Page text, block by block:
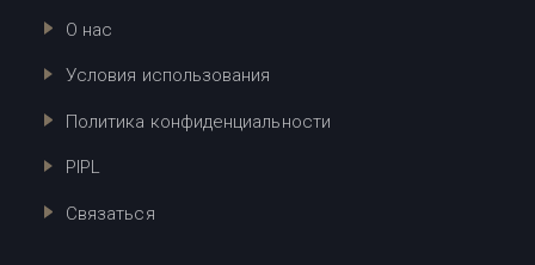
О нас
Условия использования
Политика конфиденциальности
PIPL
Связаться